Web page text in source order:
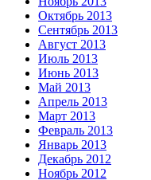
Октябрь 2013
Сентябрь 2013
Август 2013
Июль 2013
Июнь 2013
Май 2013
Апрель 2013
Март 2013
Февраль 2013
Январь 2013
Декабрь 2012
Ноябрь 2012